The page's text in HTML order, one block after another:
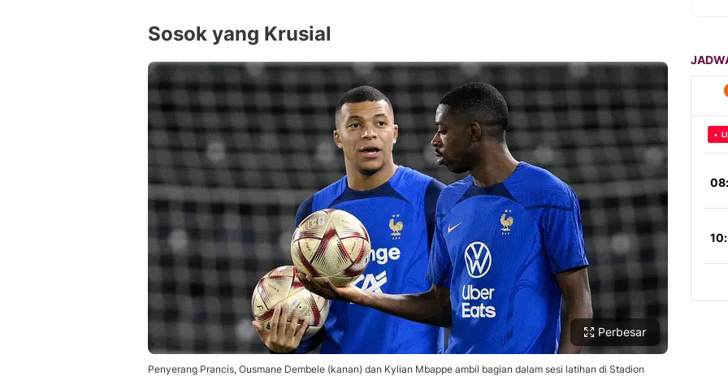
Sosok yang Krusial
Perbesar
Penyerang Prancis, Ousmane Dembele (kanan) dan Kylian Mbappe ambil bagian dalam sesi latihan di Stadion